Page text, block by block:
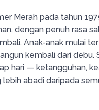
Merah pada tahun
dengan penuh rasa
Anak-anak mulai
kembali dari debu.
hari — ketangguhan,
abadi daripada